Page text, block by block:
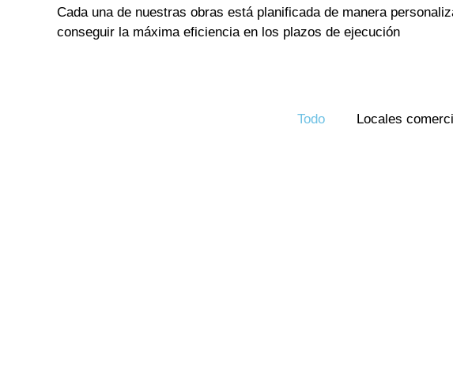
Cada una de nuestras obras está planificada de manera
conseguir la máxima eficiencia en los plazos de ejecución
Todo Locales